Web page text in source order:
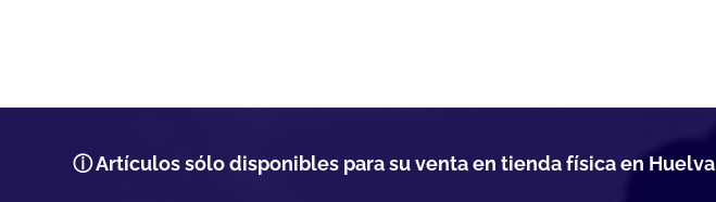
ⓘ Artículos sólo disponibles para su venta en tienda física en Huelva